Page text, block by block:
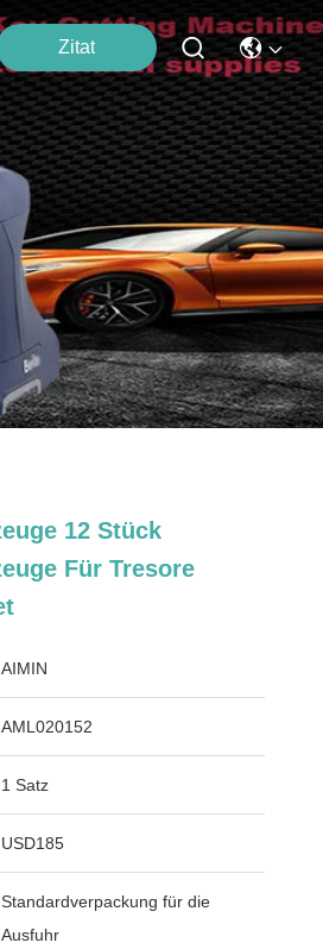
Zitat
12 Stück
Für Tresore
AIMIN
AML020152
1 Satz
USD185
Standardverpackung für die
Ausfuhr